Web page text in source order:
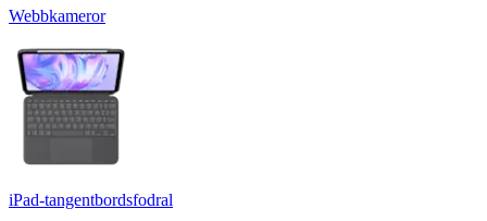
Webbkameror
iPad-tangentbordsfodral